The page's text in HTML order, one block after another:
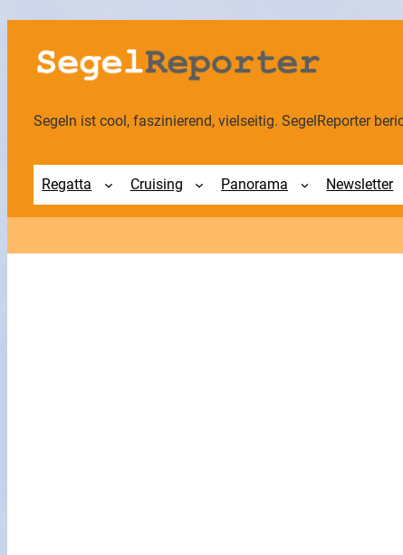
Segeln ist cool, faszinierend, vielseitig. SegelReporter
Regatta Cruising Panorama Newsletter